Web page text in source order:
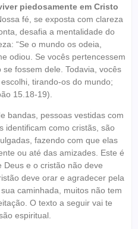
piedosamente em Cristo
fé, se exposta com clareza
desafia a mentalidade do
“Se o mundo os odeia,
odiou. Se vocês pertencessem
fossem dele. Todavia, vocês
tirando-os do mundo;
15.18-19).
bandas, pessoas vestidas com
identificam como cristãs, são
fazendo com que elas
ou até das amizades. Este é
Deus e o cristão não deve
deve orar e agradecer pela
caminhada, muitos não tem
O texto a seguir vai te
espiritual.